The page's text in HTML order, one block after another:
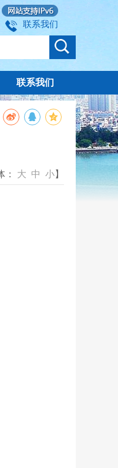
联系我们
联系我们
： 大 中 小】